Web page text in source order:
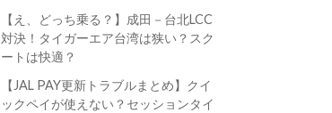
【え、どっち乗る？】成田－台北LCC
対決！タイガーエア台湾は狭い？スク
ートは快適？
【JAL PAY更新トラブルまとめ】クイ
ックペイが使えない？セッションタイ